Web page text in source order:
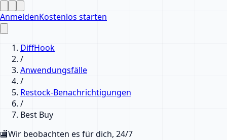
AnmeldenKostenlos starten
DiffHook
/
Anwendungsfälle
/
Restock-Benachrichtigungen
/
Best Buy
🏬Wir beobachten es für dich, 24/7